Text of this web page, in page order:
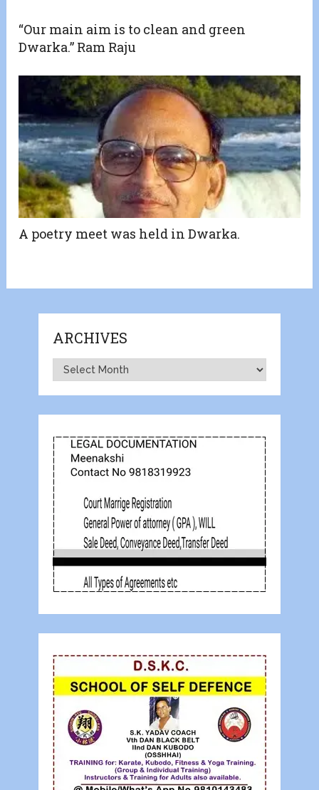
“Our main aim is to clean and green
Dwarka.” Ram Raju
A poetry meet was held in Dwarka.
ARCHIVES
Archives